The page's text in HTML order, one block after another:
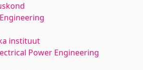
instituut
Power Engineering